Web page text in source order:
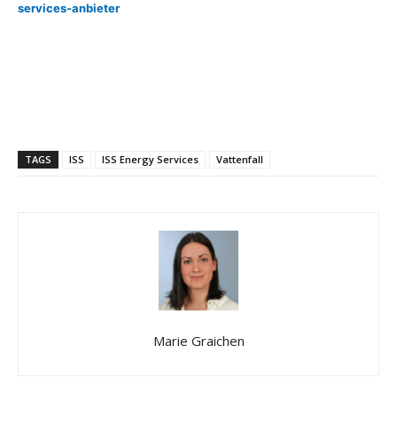
services-anbieter
TAGS ISS ISS Energy Services Vattenfall
Marie Graichen